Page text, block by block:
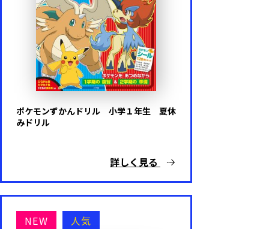
ポケモンずかんドリル 小学１年生 夏休
みドリル
詳しく見る
NEW 人気